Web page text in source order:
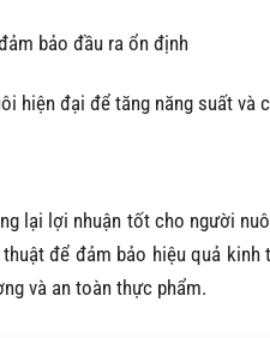
bảo đầu ra ổn định
hiện đại để tăng năng suất và
lại lợi nhuận tốt cho người
để đảm bảo hiệu quả kinh
và an toàn thực phẩm.